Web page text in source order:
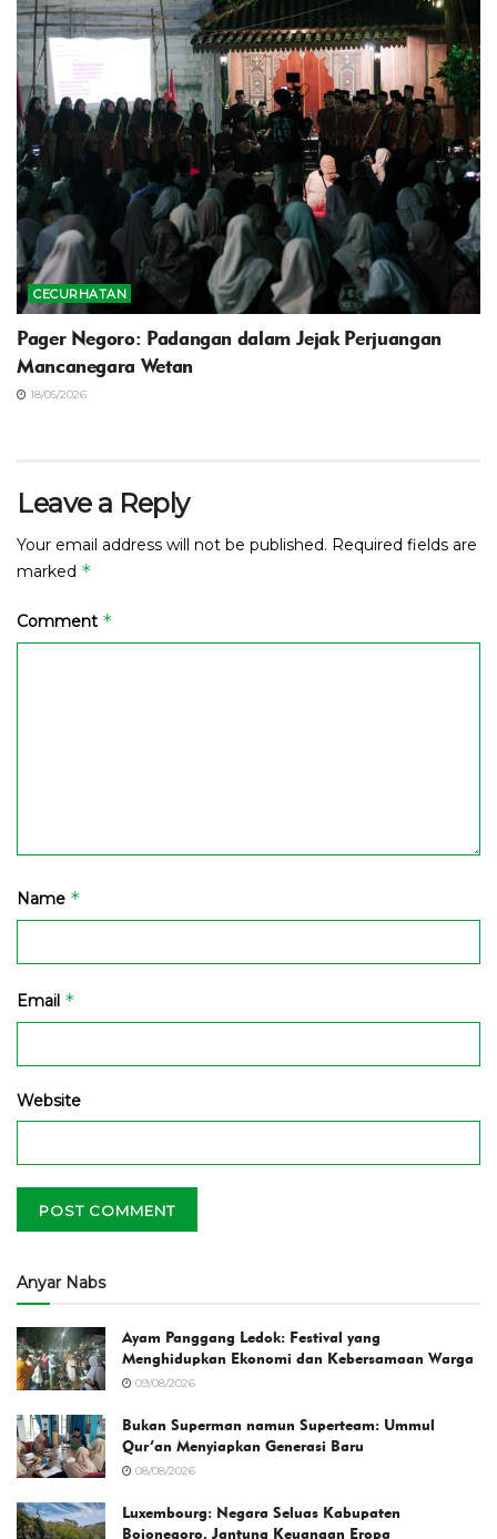
CECURHATAN
Pager Negoro: Padangan dalam Jejak Perjuangan
Mancanegara Wetan
18/05/2026
Leave a Reply
Your email address will not be published. Required fields are
marked *
Comment *
Name *
Email *
Website
Anyar Nabs
Ayam Panggang Ledok: Festival yang
Menghidupkan Ekonomi dan Kebersamaan Warga
09/08/2026
Bukan Superman namun Superteam: Ummul
Qur’an Menyiapkan Generasi Baru
08/08/2026
Luxembourg: Negara Seluas Kabupaten
Bojonegoro, Jantung Keuangan Eropa